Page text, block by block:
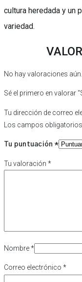
cultura heredada y un
variedad.
No hay valoraciones aún.
Sé el primero en valorar
Tu dirección de correo
Los campos
Tu puntuación *
Tu valoración *
Nombre*
Correo electrónico *